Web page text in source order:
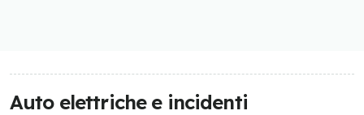
Auto elettriche e incidenti